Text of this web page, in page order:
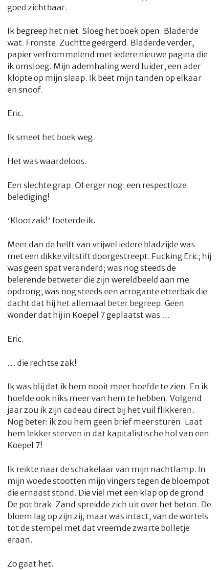
goed zichtbaar.
Ik begreep het niet. Sloeg het boek open. Bladerde
wat. Fronste. Zuchtte geërgerd. Bladerde verder,
papier verfrommelend met iedere nieuwe pagina die
ik omsloeg. Mijn ademhaling werd luider, een ader
klopte op mijn slaap. Ik beet mijn tanden op elkaar
en snoof.
Eric.
Ik smeet het boek weg.
Het was waardeloos.
Een slechte grap. Of erger nog: een respectloze
belediging!
‘Klootzak!’ foeterde ik.
Meer dan de helft van vrijwel iedere bladzijde was
met een dikke viltstift doorgestreept. FuckingEric; hij
was geen spat veranderd; was nog steeds de
belerende betweter die zijn wereldbeeld aan me
opdrong; was nog steeds een arrogante etterbak die
dacht dat hij het allemaal beter begreep. Geen
wonder dat hij in Koepel 7 geplaatst was …
Eric.
… die rechtse zak!
Ik was blij dat ik hem nooit meer hoefde te zien. En ik
hoefde ook niks meer van hem te hebben. Volgend
jaar zou ik zijn cadeau direct bij het vuil flikkeren.
Nog beter: ik zou hem geen brief meer sturen. Laat
hem lekker sterven in dat kapitalistische hol van een
Koepel 7!
Ik reikte naar de schakelaar van mijn nachtlamp. In
mijn woede stootten mijn vingers tegen de bloempot
die ernaast stond. Die viel met een klap op de grond.
De pot brak. Zand spreidde zich uit over het beton. De
bloem lag op zijn zij, maar was intact, van de wortels
tot de stempel met dat vreemde zwarte bolletje
eraan.
Zo gaat het.